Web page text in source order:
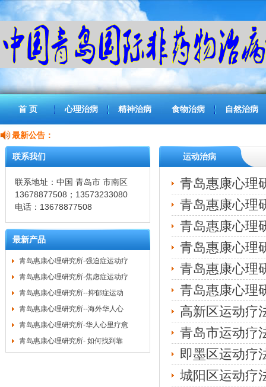
首 页 心理治病 精神治病 食物治病 自然治病
最新公告：
联系我们
联系地址：中国 青岛市 市南区
13678877508；13573233080
电话：13678877508
最新产品
青岛惠康心理研究所-强迫症运动疗
青岛惠康心理研究所-焦虑症运动疗
青岛惠康心理研究所--抑郁症运动
青岛惠康心理研究所--海外华人心
青岛惠康心理研究所-华人心里疗愈
青岛惠康心理研究所- 如何找到靠
运动治病
青岛惠康心理
青岛惠康心理
青岛惠康心理
青岛惠康心理
青岛惠康心理
青岛惠康心理
高新区运动疗
青岛市运动疗
即墨区运动疗
城阳区运动疗